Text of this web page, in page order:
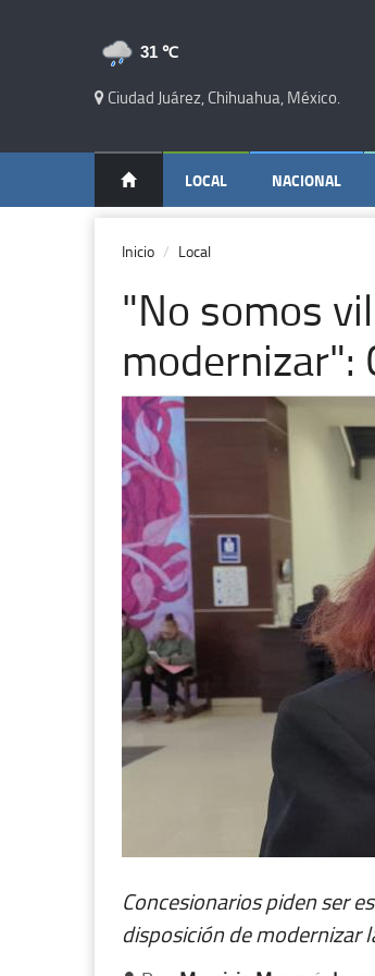
31 ℃
Ciudad Juárez, Chihuahua, México.
LOCAL NACIONAL
Inicio Local
"No somos
modernizar":
Concesionarios piden ser
disposición de modernizar